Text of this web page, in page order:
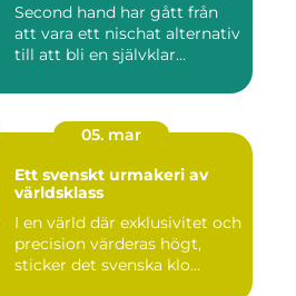
Second hand har gått från
att vara ett nischat alternativ
till att bli en självklar...
05. mar
Ett svenskt urmakeri av
världsklass
I en värld där exklusivitet och
precision värderas högt,
sticker det svenska klo...